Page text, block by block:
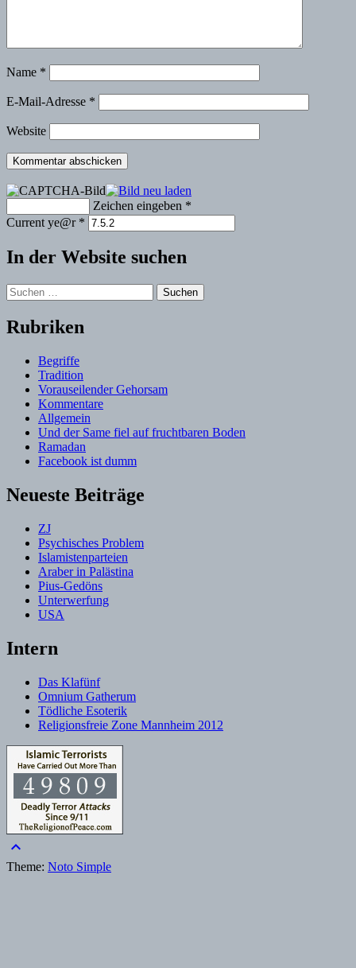
Name *
E-Mail-Adresse *
Website
Zeichen eingeben *
Current ye@r *
In der Website suchen
Suchen
nach:
Rubriken
Begriffe
Tradition
Vorauseilender Gehorsam
Kommentare
Allgemein
Und der Same fiel auf fruchtbaren Boden
Ramadan
Facebook ist dumm
Neueste Beiträge
ZJ
Psychisches Problem
Islamistenparteien
Araber in Palästina
Pius-Gedöns
Unterwerfung
USA
Intern
Das Klafünf
Omnium Gatherum
Tödliche Esoterik
Religionsfreie Zone Mannheim 2012
keyboard_arrow_up
Theme: Noto Simple